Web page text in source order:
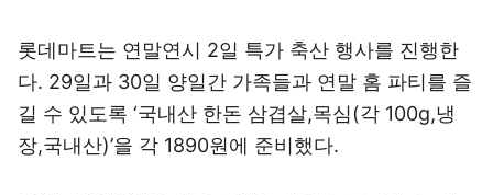
롯데마트는 연말연시 2일 특가 축산 행사를 진행한
다. 29일과 30일 양일간 가족들과 연말 홈 파티를 즐
길 수 있도록 ‘국내산 한돈 삼겹살,목심(각 100g,냉
장,국내산)’을 각 1890원에 준비했다.